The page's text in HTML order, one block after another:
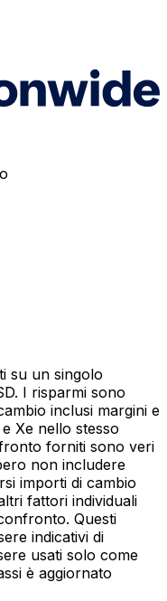
su un singolo
I risparmi sono
inclusi margini e
Xe nello stesso
forniti sono veri
non includere
importi di cambio
fattori individuali
Questi
indicativi di
usati solo come
è aggiornato